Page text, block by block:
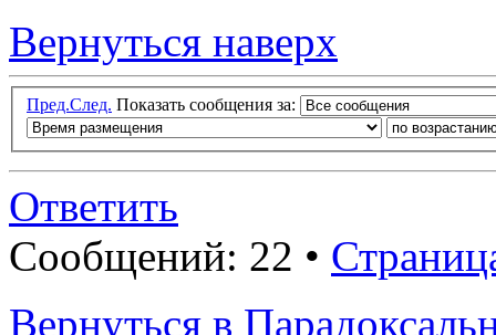
Вернуться наверх
Пред.След. Показать сообщения за:
Ответить
Сообщений: 22 •
Вернуться в